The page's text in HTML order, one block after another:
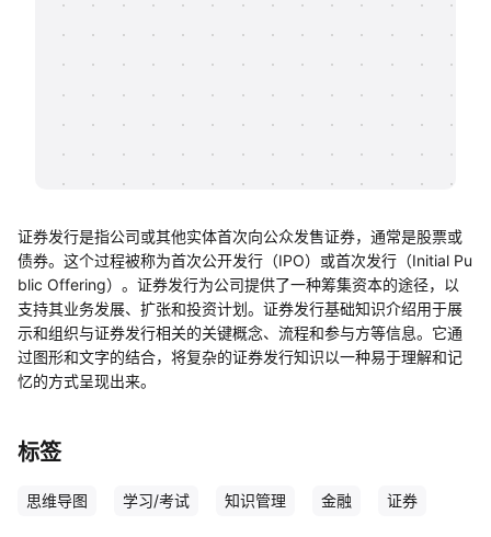
知识分享社区
证券发行是指公司或其他实体首次向公众发售证券，通常是股票或
债券。这个过程被称为首次公开发行（IPO）或首次发行（Initial Pu
blic Offering）。证券发行为公司提供了一种筹集资本的途径，以
支持其业务发展、扩张和投资计划。证券发行基础知识介绍用于展
示和组织与证券发行相关的关键概念、流程和参与方等信息。它通
过图形和文字的结合，将复杂的证券发行知识以一种易于理解和记
忆的方式呈现出来。
标签
思维导图 学习/考试 知识管理 金融 证券